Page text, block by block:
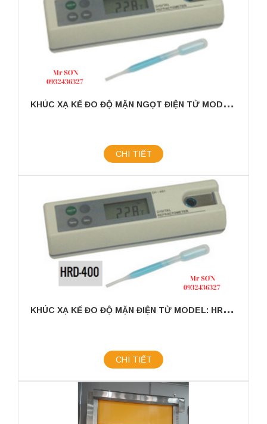
K
HÚC XẠ KẾ ĐO ĐỘ MẶN NGỌT ĐIỆN TỬ MODEL: HRD-300
CHI TIẾT
K
HÚC XẠ KẾ ĐO ĐỘ MẶN ĐIỆN TỬ MODEL: HRD-400
CHI TIẾT